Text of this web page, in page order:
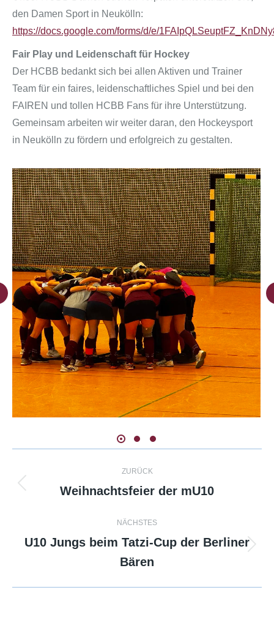
den Damen Sport in Neukölln:
https://docs.google.com/forms/d/e/
Fair Play und Leidenschaft für Hockey
Der HCBB bedankt sich bei allen Aktiven und Trainer
Team für ein faires, leidenschaftliches Spiel und bei den
FAIREN und tollen HCBB Fans für ihre Unterstützung.
Gemeinsam arbeiten wir weiter daran, den Hockeysport
in Neukölln zu fördern und erfolgreich zu gestalten.
Kommentarnavigation
ZURÜCK
Vorheriger
Weihnachtsfeier der mU10
NÄCHSTES
Nächster
Beitrag:
U10 Jungs beim Tatzi-Cup der Berliner
Bären